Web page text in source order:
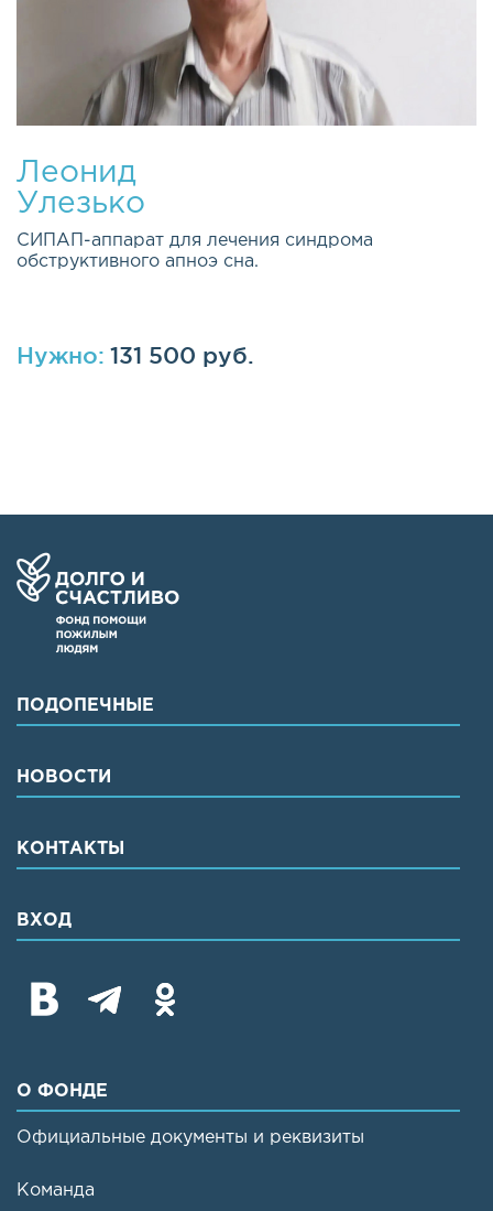
Леонид
Улезько
СИПАП-аппарат для лечения синдрома
обструктивного апноэ сна.
Нужно: 131 500 руб.
ПОДОПЕЧНЫЕ
НОВОСТИ
КОНТАКТЫ
ВХОД
О ФОНДЕ
Официальные документы и реквизиты
Команда